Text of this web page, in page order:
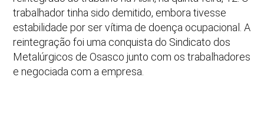
trabalhador tinha sido demitido, embora tivesse
estabilidade por ser vítima de doença ocupacional. A
reintegração foi uma conquista do Sindicato dos
Metalúrgicos de Osasco junto com os trabalhadores
e negociada com a empresa.